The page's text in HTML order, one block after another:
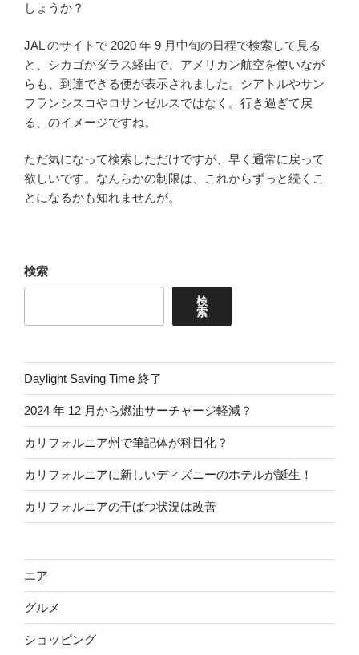
しょうか？
JAL のサイトで 2020 年 9 月中旬の日程で検索して見る
と、シカゴかダラス経由で、アメリカン航空を使いなが
らも、到達できる便が表示されました。シアトルやサン
フランシスコやロサンゼルスではなく。行き過ぎて戻
る、のイメージですね。
ただ気になって検索しただけですが、早く通常に戻って
欲しいです。なんらかの制限は、これからずっと続くこ
とになるかも知れませんが。
検索
検
索
Daylight Saving Time 終了
2024 年 12 月から燃油サーチャージ軽減？
カリフォルニア州で筆記体が科目化？
カリフォルニアに新しいディズニーのホテルが誕生！
カリフォルニアの干ばつ状況は改善
エア
グルメ
ショッピング